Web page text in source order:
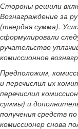
Стороны решили
Вознаграждение за
(твердая сумма).
сформулировали
ручательство
комиссионное
Предположим,
и перечислил их
перечислил
суммы) и
получения средств
комиссионер снова